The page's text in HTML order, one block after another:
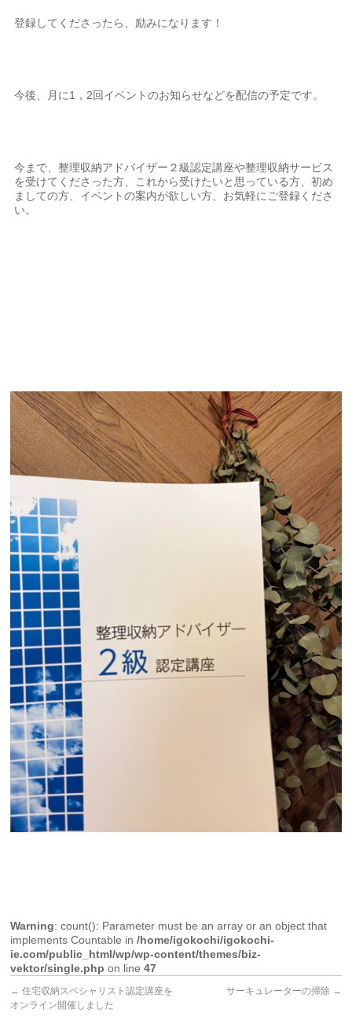
登録してくださったら、励みになります！
今後、月に1，2回イベントのお知らせなどを配信の予定です。
今まで、整理収納アドバイザー２級認定講座や整理収納サービス
を受けてくださった方、これから受けたいと思っている方、初め
ましての方、イベントの案内が欲しい方、お気軽にご登録くださ
い。
Warning: count(): Parameter must be an array or an object that
implements Countable in/home/igokochi/igokochi-
ie.com/public_html/wp/wp-content/themes/biz-
vektor/single.php on line47
← 住宅収納スペシャリスト認定講座を
オンライン開催しました
サーキュレーターの掃除 →